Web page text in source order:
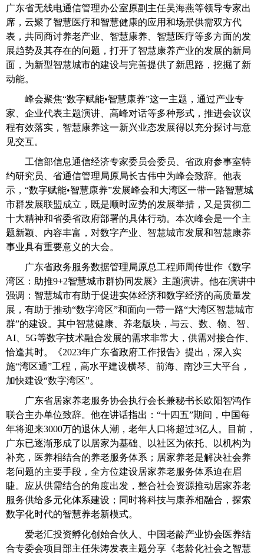
广东省无线电通信管理办公室原副主任吴海燕等领导专家出
席，云聚了智慧医疗和智慧健康的应用和场景供需双方代
表，共同商讨养老产业、智慧康养、智慧医疗等多方面的发
展趋势及其存在的问题，打开了智慧康养产业的发展的新局
面，为新型智慧城市的建设与完善提供了新思路，挖掘了新
动能。
峰会聚焦“数字赋能•智慧康养”这一主题，通过产业专
家、企业代表主题演讲、高峰对话等多种形式，推进会议议
程有效落实，智慧康养这一新兴业态发展得以充分探讨与意
见交互。
工信部信息通信经济专家委员会委员、省政府参事室特
约研究员、省通信管理局原局长古伟中为峰会致辞。他表
示，“数字赋能•智慧康养”发展峰会和大湾区一带一路智慧城
市群发展联盟成立，既是顺时应势的发展举措，又是贯彻二
十大精神和省委省政府部署的具体行动。本次峰会是一个主
题新颖、内容丰富，对数字产业、智慧城市发展和智慧康养
事业具有重要意义的大会。
广东省政务服务数据管理局原总工程师周传世作《数字
湾区：助推9+2智慧城市群协同发展》主题演讲。他在演讲中
强调：智慧城市有助于促进实体经济和数字经济的高质量发
展，有助于推动“数字湾区”和面向一带一路“大湾区智慧城市
群”的建设。其中智慧健康、养老版块，与云、数、物、智、
AI
5G等数字技术融合发展的需求非常大，供需对接合作、
恰逢其时。《2023年广东省政府工作报告》提出，深入实
施“湾区通”工程，高水平建设横琴、前海、南沙三大平台，
加快建设“数字湾区”。
广东省居家养老服务协会执行会长兼秘书长欧阳智鸿作
联合主办单位致辞。他在讲话指出：“十四五”期间，中国每
年将迎来3000万的退休人潮，老年人口将超过3亿人。目前，
广东已逐渐形成了以居家为基础、以社区为依托、以机构为
补充，医养相结合的养老服务体系；居家养老是解决社会养
老问题的主要手段，全方位建设居家养老服务体系迫在眉
睫。应从供需结合的角度出发，整合社会资源推动居家养老
服务供给多元化体系建设；同时将科技与康养相融合，探索
数字化时代的智慧养老新模式。
爱老汇投资孵化创始合伙人、中国老龄产业协会医养结
合专委会项目部主任朱涛发表主题分享《老龄化社会之智慧